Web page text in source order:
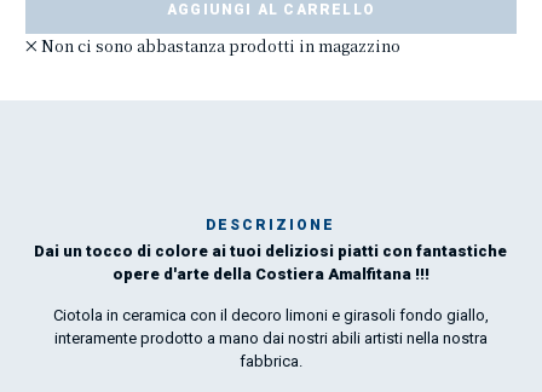
AGGIUNGI AL CARRELLO
Non ci sono abbastanza prodotti in magazzino
DESCRIZIONE
Dai un tocco di colore ai tuoi deliziosi piatti con fantastiche
opere d'arte della Costiera Amalfitana !!!
Ciotola in ceramica con il decoro limoni e girasoli fondo giallo,
interamente prodotto a mano dai nostri abili artisti nella nostra
fabbrica.